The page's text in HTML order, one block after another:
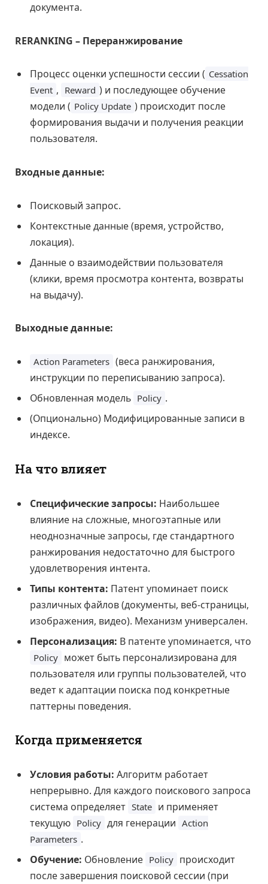
документа.
RERANKING – Переранжирование
Процесс оценки успешности сессии ( Cessation
Event , Reward ) и последующее обучение
модели ( Policy Update ) происходит после
формирования выдачи и получения реакции
пользователя.
Входные данные:
Поисковый запрос.
Контекстные данные (время, устройство,
локация).
Данные о взаимодействии пользователя
(клики, время просмотра контента, возвраты
на выдачу).
Выходные данные:
Action Parameters (веса ранжирования,
инструкции по переписыванию запроса).
Обновленная модель Policy .
(Опционально) Модифицированные записи в
индексе.
На что влияет
Специфические запросы: Наибольшее
влияние на сложные, многоэтапные или
неоднозначные запросы, где стандартного
ранжирования недостаточно для быстрого
удовлетворения интента.
Типы контента: Патент упоминает поиск
различных файлов (документы, веб-страницы,
изображения, видео). Механизм универсален.
Персонализация: В патенте упоминается, что
Policy может быть персонализирована для
пользователя или группы пользователей, что
ведет к адаптации поиска под конкретные
паттерны поведения.
Когда применяется
Условия работы: Алгоритм работает
непрерывно. Для каждого поискового запроса
система определяет State и применяет
текущую Policy для генерации Action
Parameters .
Обучение: Обновление Policy происходит
после завершения поисковой сессии (при